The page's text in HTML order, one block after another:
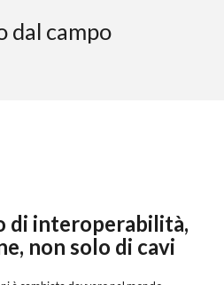
dal campo
di interoperabilità,
non solo di cavi